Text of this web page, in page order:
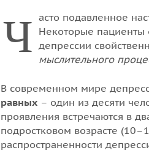
Ч асто подавленное
Некоторые пациенты
депрессии
мыслительного
В современном мире
равных – один из десяти
проявления встречаются в
подростковом возрасте
распространенности